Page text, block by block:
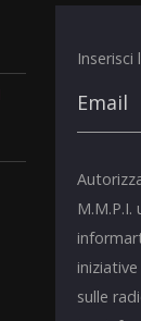
Inserisci
sulle